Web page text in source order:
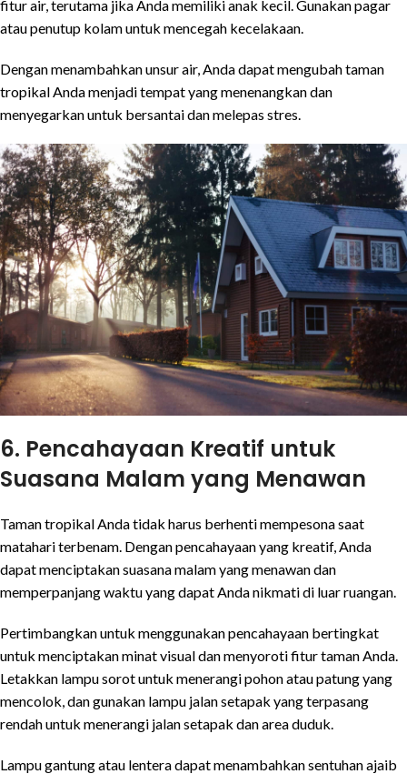
fitur air, terutama jika Anda memiliki anak kecil. Gunakan pagar
atau penutup kolam untuk mencegah kecelakaan.
Dengan menambahkan unsur air, Anda dapat mengubah taman
tropikal Anda menjadi tempat yang menenangkan dan
menyegarkan untuk bersantai dan melepas stres.
6. Pencahayaan Kreatif untuk
Suasana Malam yang Menawan
Taman tropikal Anda tidak harus berhenti mempesona saat
matahari terbenam. Dengan pencahayaan yang kreatif, Anda
dapat menciptakan suasana malam yang menawan dan
memperpanjang waktu yang dapat Anda nikmati di luar ruangan.
Pertimbangkan untuk menggunakan pencahayaan bertingkat
untuk menciptakan minat visual dan menyoroti fitur taman Anda.
Letakkan lampu sorot untuk menerangi pohon atau patung yang
mencolok, dan gunakan lampu jalan setapak yang terpasang
rendah untuk menerangi jalan setapak dan area duduk.
Lampu gantung atau lentera dapat menambahkan sentuhan ajaib